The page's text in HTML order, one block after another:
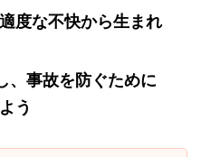
度な不快から生まれ
、事故を防ぐために
う